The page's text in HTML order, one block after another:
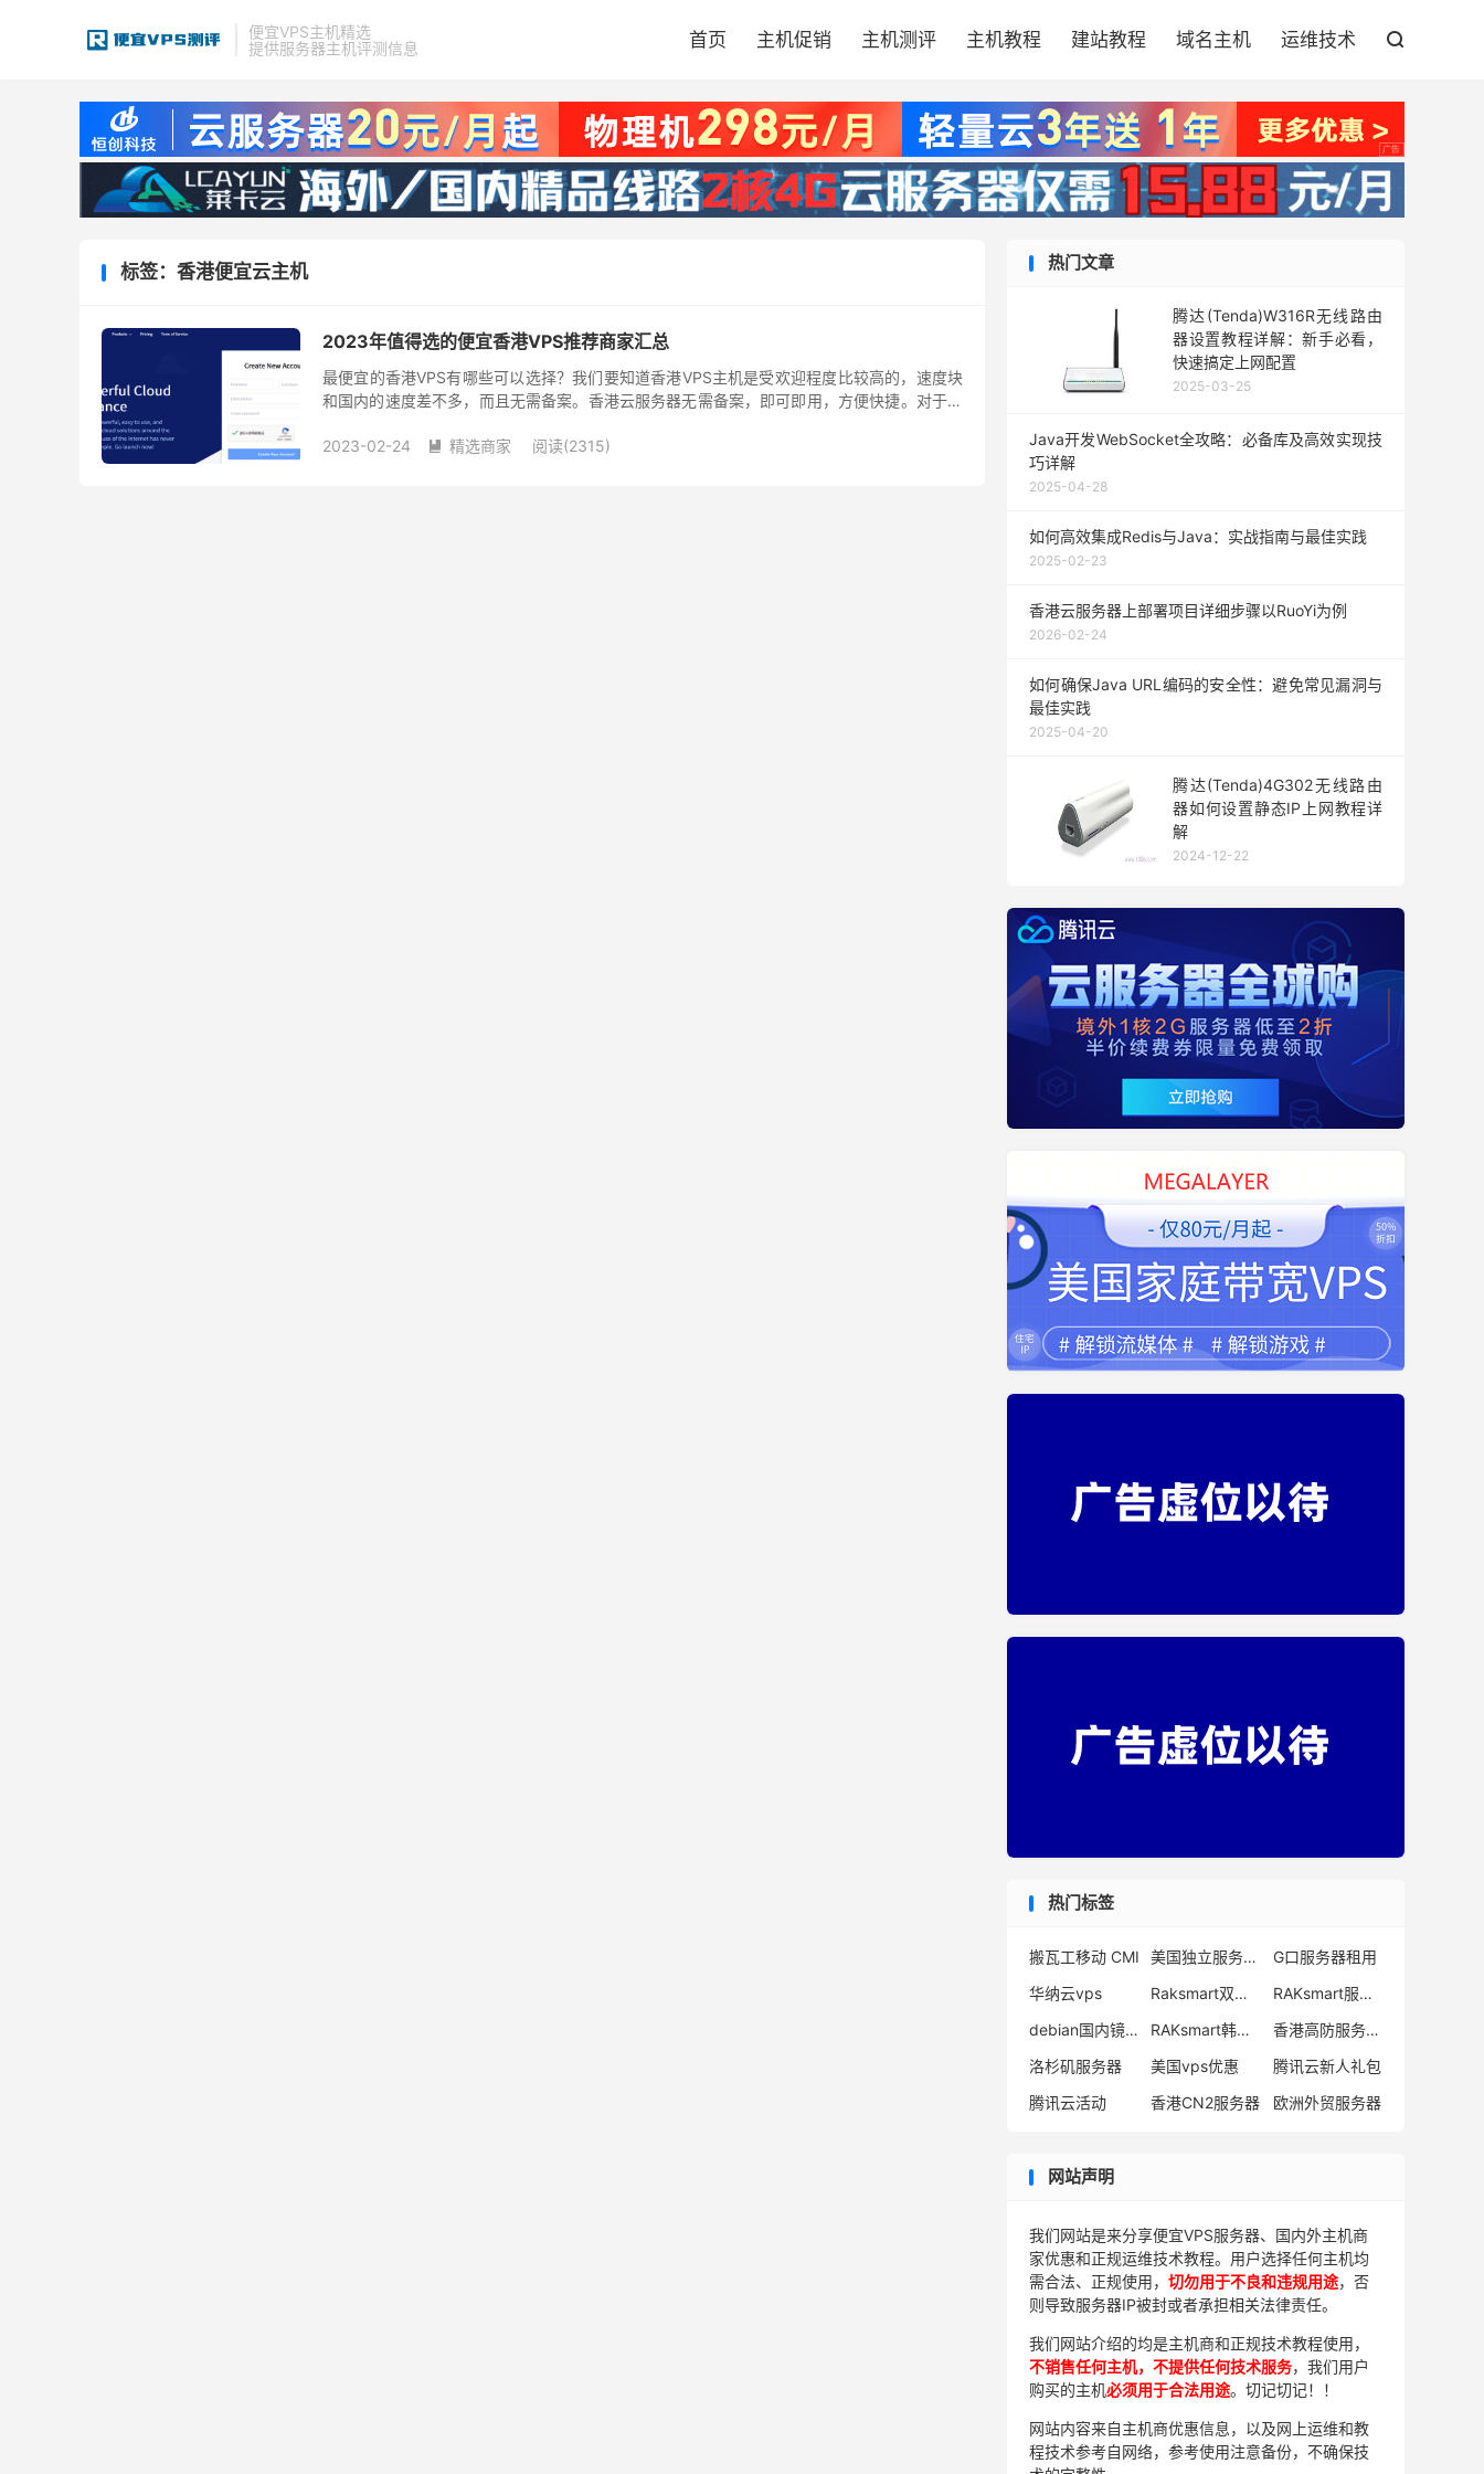
便宜VPS主机精选
提供服务器主机评测信息
首页 主机促销 主机测评 主机教程 建站教程 域名主机 运维技术 
标签：香港便宜云主机
2023年值得选的便宜香港VPS推荐商家汇总
最便宜的香港VPS有哪些可以选择？我们要知道香港VPS主机是受欢迎程度比较高的，速度块
和国内的速度差不多，而且无需备案。香港云服务器无需备案，即可即用，方便快捷。对于做
2023-02-24
 精选商家 阅读(2315)
热门文章
腾达(Tenda)W316R无线路由
器设置教程详解：新手必看，
快速搞定上网配置
2025-03-25
Java开发WebSocket全攻略：必备库及高效实现技
巧详解
2025-04-28
如何高效集成Redis与Java：实战指南与最佳实践
2025-02-23
香港云服务器上部署项目详细步骤以RuoYi为例
2026-02-24
如何确保Java URL编码的安全性：避免常见漏洞与
最佳实践
2025-04-20
腾达(Tenda)4G302无线路由
器如何设置静态IP上网教程详
解
2024-12-22
热门标签
搬瓦工移动 CMI 美国独立服务器推荐
G口服务器租用
华纳云vps
Raksmart双十一优惠
RAKsmart服务器哪个机房好
debian国内镜像
RAKsmart韩国VPS怎么样
香港高防服务器价格
洛杉矶服务器
美国vps优惠
腾讯云新人礼包
腾讯云活动
香港CN2服务器 欧洲外贸服务器
网站声明
我们网站是来分享便宜VPS服务器、国内外主机商
家优惠和正规运维技术教程。用户选择任何主机均
需合法、正规使用， 切勿用于不良和违规用途，否
则导致服务器IP被封或者承担相关法律责任。
我们网站介绍的均是主机商和正规技术教程使用，
不销售任何主机，不提供任何技术服务，我们用户
购买的主机必须用于合法用途。切记切记！！
网站内容来自主机商优惠信息，以及网上运维和教
程技术参考自网络，参考使用注意备份，不确保技